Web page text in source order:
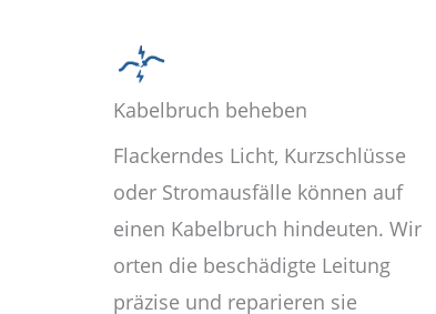
Kabelbruch beheben
Flackerndes Licht, Kurzschlüsse
oder Stromausfälle können auf
einen Kabelbruch hindeuten. Wir
orten die beschädigte Leitung
präzise und reparieren sie